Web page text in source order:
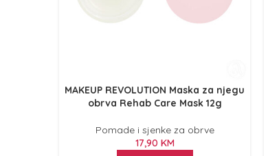
MAKEUP REVOLUTION Maska za njegu
obrva Rehab Care Mask 12g
Pomade i sjenke za obrve
17,90 KM